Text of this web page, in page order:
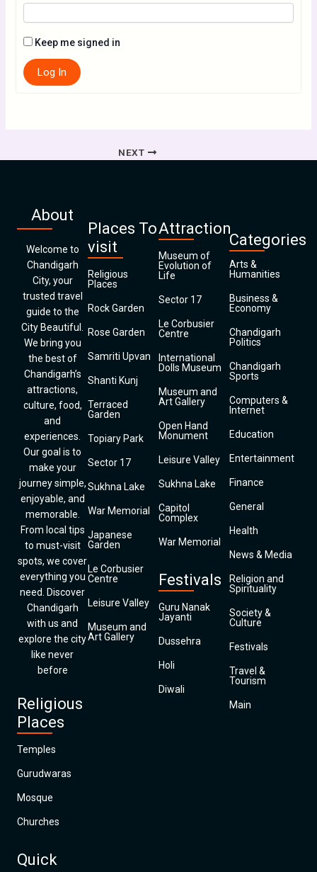
Keep me signed in
Log In
NEXT
About
Welcome to
Chandigarh
City, your
trusted travel
guide to the
City Beautiful.
We bring you
the best of
Chandigarh’s
attractions,
culture, food,
and
experiences.
Our goal is to
make your
journey simple,
enjoyable, and
memorable.
From local tips
to must-visit
spots, we cover
everything you
need. Discover
Chandigarh
with us and
explore the city
like never
before
Religious
Places
Temples
Gurudwaras
Mosque
Churches
Quick
Places To
visit
Religious
Places
Rock Garden
Rose Garden
Samriti Upvan
Shanti Kunj
Terraced
Garden
Topiary Park
Sector 17
Sukhna Lake
War Memorial
Japanese
Garden
Le Corbusier
Centre
Leisure Valley
Museum and
Art Gallery
Attraction
Museum of
Evolution of
Life
Sector 17
Le Corbusier
Centre
International
Dolls Museum
Museum and
Art Gallery
Open Hand
Monument
Leisure Valley
Sukhna Lake
Capitol
Complex
War Memorial
Festivals
Guru Nanak
Jayanti
Dussehra
Holi
Diwali
Categories
Arts &
Humanities
Business &
Economy
Chandigarh
Politics
Chandigarh
Sports
Computers &
Internet
Education
Entertainment
Finance
General
Health
News & Media
Religion and
Spirituality
Society &
Culture
Festivals
Travel &
Tourism
Main